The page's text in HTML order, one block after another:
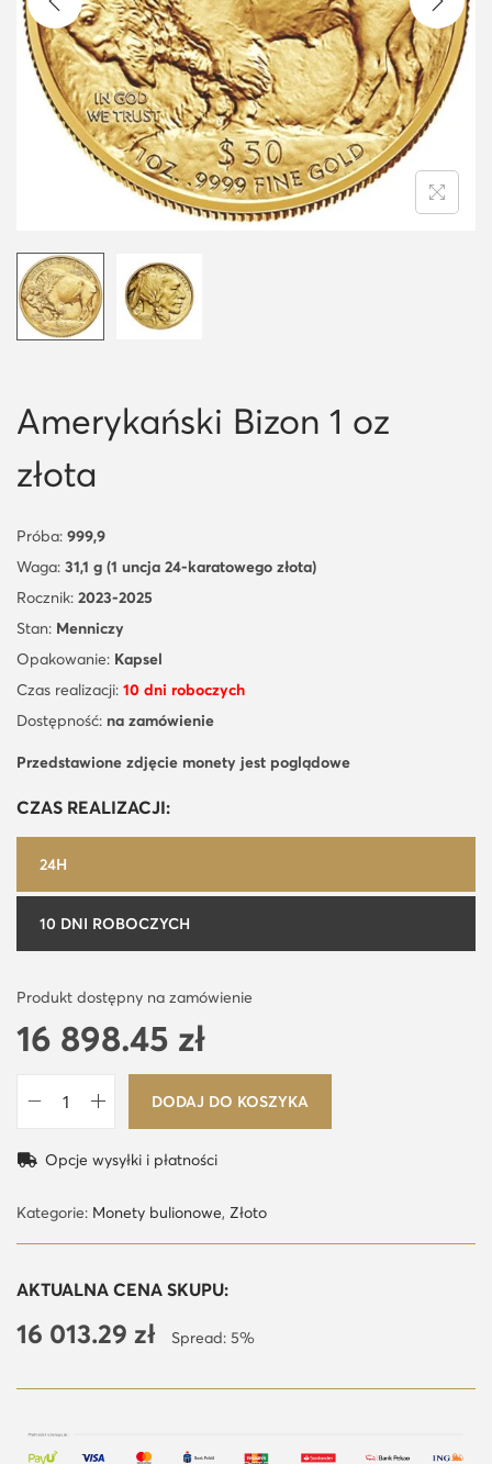
i
o
n
Amerykański Bizon 1 oz
złota
Próba: 999,9
Waga: 31,1 g (1 uncja 24-karatowego złota)
Rocznik: 2023-2025
Stan: Menniczy
Opakowanie: Kapsel
Czas realizacji: 10 dni roboczych
Dostępność: na zamówienie
Przedstawione zdjęcie monety jest poglądowe
CZAS REALIZACJI:
24H
10 DNI ROBOCZYCH
Produkt dostępny na zamówienie
16 898.45 zł
i
ś
m
e
y
DODAJ DO KOSZYKA
Opcje wysyłki i płatności
Kategorie: Monety bulionowe, Złoto
AKTUALNA CENA SKUPU:
16 013.29 zł Spread: 5%